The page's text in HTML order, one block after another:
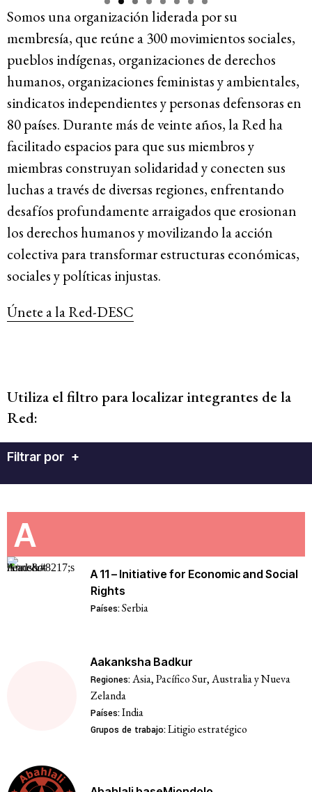
Recursos
Novedades
Involúcrate
Sala de Prensa
Serie de cómics sobre captura corporativa
Contacto
Política de privacidad
Somos una organización liderada por su
membresía, que reúne a 300 movimientos sociales,
pueblos indígenas, organizaciones de derechos
humanos, organizaciones feministas y ambientales,
sindicatos independientes y personas defensoras en
80 países. Durante más de veinte años, la Red ha
facilitado espacios para que sus miembros y
miembras construyan solidaridad y conecten sus
luchas a través de diversas regiones, enfrentando
desafíos profundamente arraigados que erosionan
los derechos humanos y movilizando la acción
colectiva para transformar estructuras económicas,
sociales y políticas injustas.
Únete a la Red-DESC
Utiliza el filtro para localizar integrantes de la
Red:
Filtrar por +
A
A 11 – Initiative for Economic and Social
Rights
Países:Serbia
Aakanksha Badkur
Regiones:Asia, Pacífico Sur, Australia y Nueva
Zelanda
Países:India
Grupos de trabajo:Litigio estratégico